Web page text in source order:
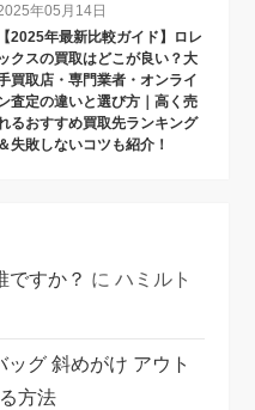
年05月14日
【2025年最新比較ガイド】ロレ
ックスの買取はどこが良い？大
買取店・専門業者・オンライ
査定の違いと選び方｜高く売
るおすすめ買取先ランキング
＆失敗しないコツも紹介！
ですか？ にハミルト
ッグ 斜めがけ アウト
方法